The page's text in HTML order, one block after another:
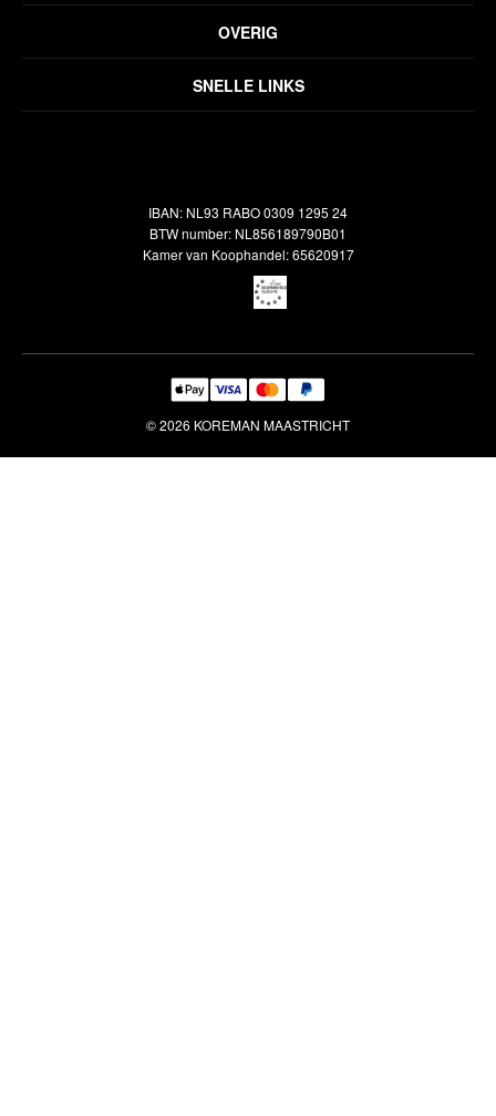
SNELLE LINKS
OVERIG
Inspiratie
Veelgestelde vragen
Disclaimer
Verzendbeleid
IBAN: NL93 RABO 0309 1295 24
BTW number: NL856189790B01
Kamer van Koophandel: 65620917
© 2026 KOREMAN MAASTRICHT